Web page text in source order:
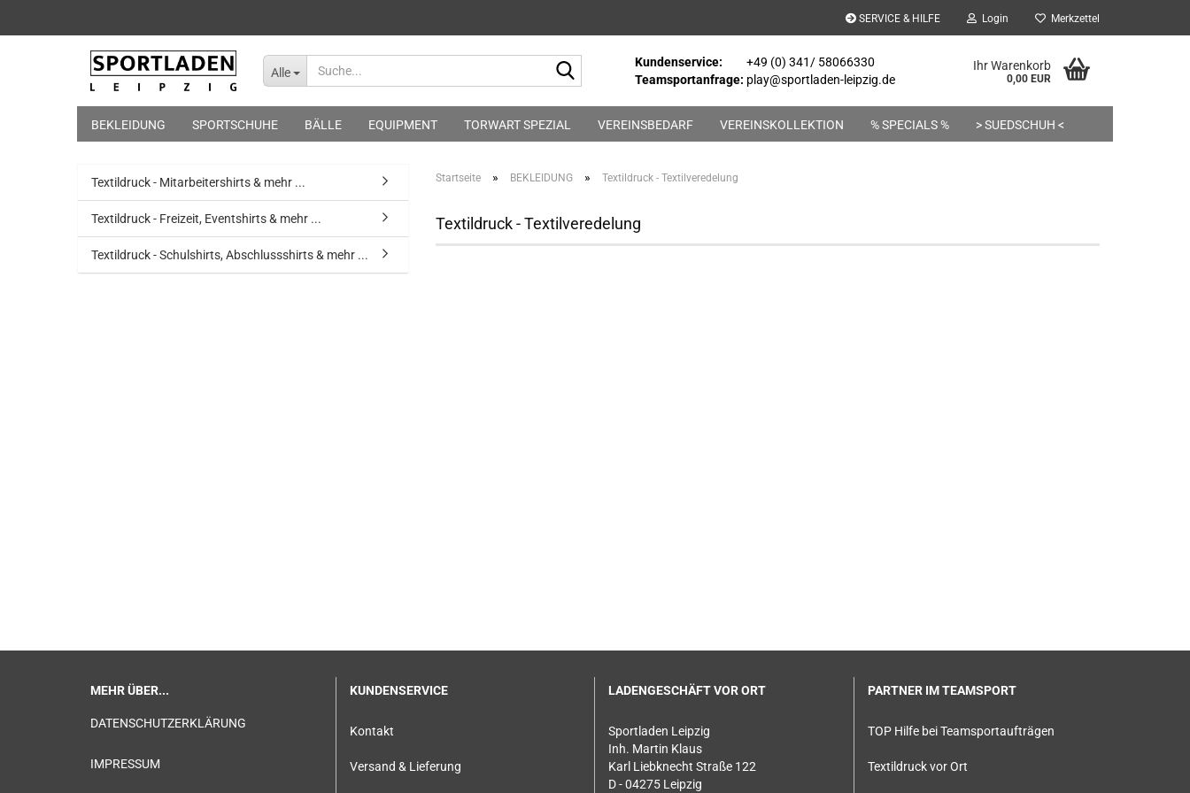
SERVICE & HILFE Login Merkzettel
Alle
Kundenservice:
+49 (0) 341/ 58066330
Teamsportanfrage: play@sportladen-leipzig.de
Ihr Warenkorb
0,00 EUR
BEKLEIDUNG SPORTSCHUHE BÄLLE EQUIPMENT TORWART SPEZIAL VEREINSBEDARF VEREINSKOLLEKTION % SPECIALS % > SUEDSCHUH <
Startseite » BEKLEIDUNG » Textildruck - Textilveredelung
Textildruck - Textilveredelung
Textildruck - Mitarbeitershirts & mehr ...
Textildruck - Freizeit, Eventshirts & mehr ...
Textildruck - Schulshirts, Abschlussshirts & mehr ...
MEHR ÜBER...
DATENSCHUTZERKLÄRUNG
IMPRESSUM
KUNDENSERVICE
Kontakt
Versand & Lieferung
LADENGESCHÄFT VOR ORT
Sportladen Leipzig
Inh. Martin Klaus
Karl Liebknecht Straße 122
D - 04275 Leipzig
PARTNER IM TEAMSPORT
TOP Hilfe bei Teamsportaufträgen
Textildruck vor Ort